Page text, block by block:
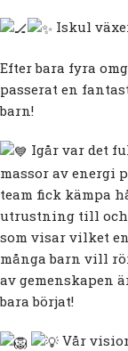
Iskul
Efter bara fyra
passerat en
barn!
Igår var det
massor av energi
team fick kämpa
utrustning till och
som visar vilket
många barn vill
av gemenskapen
bara börjat!
Vår